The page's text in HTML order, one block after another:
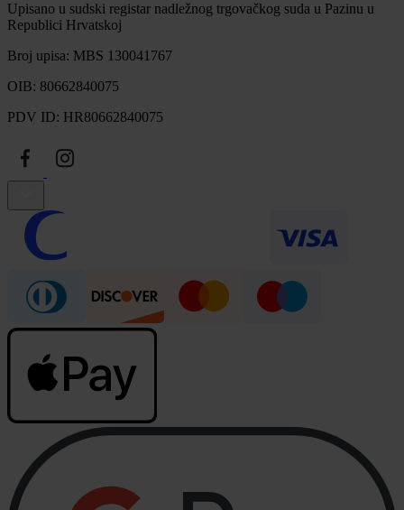
Upisano u sudski registar nadležnog trgovačkog suda u Pazinu u
Republici Hrvatskoj
Broj upisa: MBS 130041767
OIB: 80662840075
PDV ID: HR80662840075